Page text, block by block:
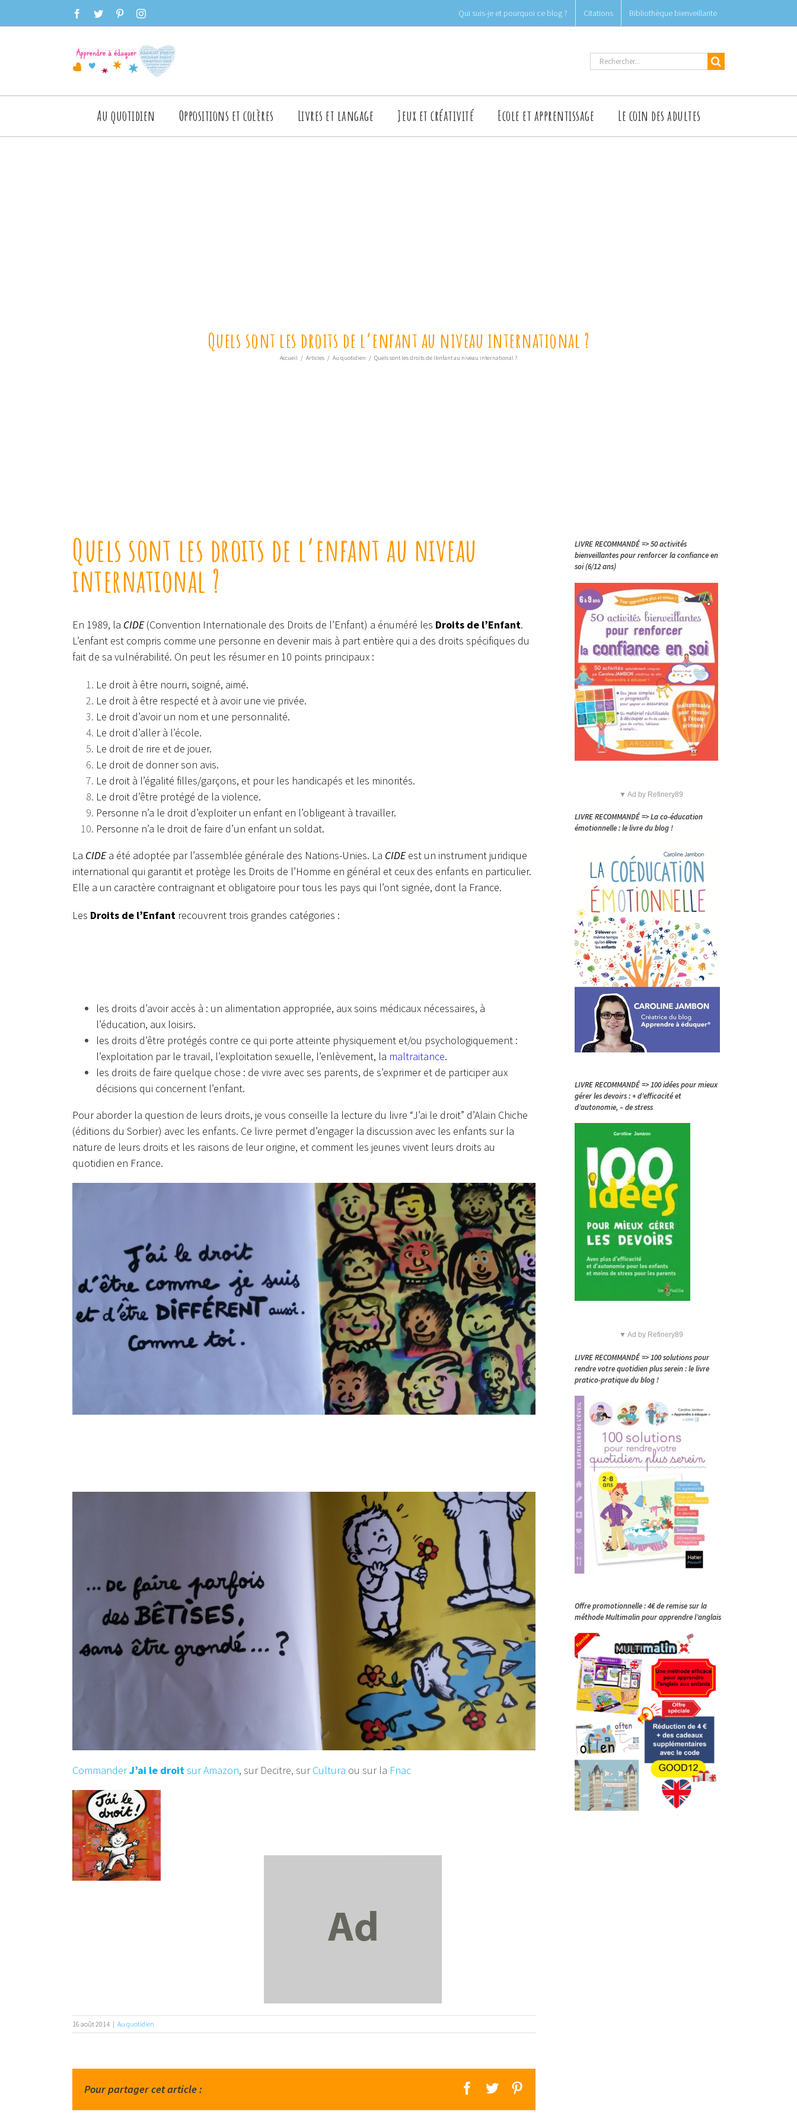
to
facebooktwitter pinterestinstagram Qui suis-je et pourquoi ce blog ? Citations Bibliothèque bienveillante
Rechercher
Rechercher
Au quotidien Oppositions et colères Livres et langage Jeux et créativité Ecole et apprentissage Le coin des adultes
Quels sont les droits de l’enfant au niveau international ?
Accueil / Articles / Au quotidien / Quels sont les droits de l’enfant au niveau international ?
Quels sont les droits de l’enfant au niveau
international ?
En 1989, la CIDE(Convention Internationale des Droits de l’Enfant) a énuméré les Droits de l’Enfant.
L’enfant est compris comme une personne en devenir mais à part entière qui a des droits spécifiques du
fait de sa vulnérabilité. On peut les résumer en 10 points principaux :
Le droit à être nourri, soigné, aimé.
Le droit à être respecté et à avoir une vie privée.
Le droit d’avoir un nom et une personnalité.
Le droit d’aller à l’école.
Le droit de rire et de jouer.
Le droit de donner son avis.
Le droit à l’égalité filles/garçons, et pour les handicapés et les minorités.
Le droit d’être protégé de la violence.
Personne n’a le droit d’exploiter un enfant en l’obligeant à travailler.
Personne n’a le droit de faire d’un enfant un soldat.
La CIDEa été adoptée par l’assemblée générale des Nations-Unies. La CIDEest un instrument juridique
international qui garantit et protège les Droits de l’Homme en général et ceux des enfants en particulier.
Elle a un caractère contraignant et obligatoire pour tous les pays qui l’ont signée, dont la France.
Les Droits de l’Enfant recouvrent trois grandes catégories :
les droits d’avoir accès à : un alimentation appropriée, aux soins médicaux nécessaires, à
l’éducation, aux loisirs.
les droits d’être protégés contre ce qui porte atteinte physiquement et/ou psychologiquement :
l’exploitation par le travail, l’exploitation sexuelle, l’enlèvement, la maltraitance.
les droits de faire quelque chose : de vivre avec ses parents, de s’exprimer et de participer aux
décisions qui concernent l’enfant.
Pour aborder la question de leurs droits, je vous conseille la lecture du livre “J’ai le droit” d’Alain Chiche
(éditions du Sorbier) avec les enfants. Ce livre permet d’engager la discussion avec les enfants sur la
nature de leurs droits et les raisons de leur origine, et comment les jeunes vivent leurs droits au
quotidien en France.
CommanderJ’ai le droit sur Amazon, sur Decitre, surCultura ou sur la Fnac
16 août 2014 | Au quotidien
Pour partager cet article : facebook
twitter
LIVRE RECOMMANDÉ => 50 activités
bienveillantes pour renforcer la confiance en
soi (6/12 ans)
▼ Ad by Refinery89
LIVRE RECOMMANDÉ => La co-éducation
émotionnelle : le livre du blog !
LIVRE RECOMMANDÉ => 100 idées pour mieux
gérer les devoirs : + d’efficacité et
d’autonomie, – de stress
▼ Ad by Refinery89
LIVRE RECOMMANDÉ => 100 solutions pour
rendre votre quotidien plus serein : le livre
pratico-pratique du blog !
Offre promotionnelle : 4€ de remise sur la
méthode Multimalin pour apprendre l’anglais